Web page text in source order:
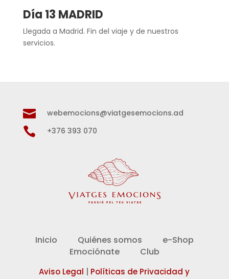
Día 13 MADRID
Llegada a Madrid. Fin del viaje y de nuestros
servicios.
 webemocions@viatgesemocions.ad
 +376 393 070
Inicio Quiénes somos
e-Shop
Emociónate
Club
Aviso Legal
Políticas de Privacidad y